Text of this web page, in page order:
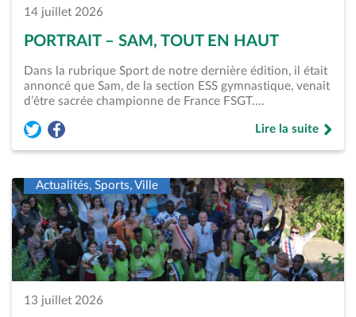
14 juillet 2026
PORTRAIT – SAM, TOUT EN HAUT
Dans la rubrique Sport de notre dernière édition, il était
annoncé que Sam, de la section ESS gymnastique, venait
d’être sacrée championne de France FSGT.…
Partager l'article « Portrait &#8211; Sam, tout en haut »
Partager l'article « Portrait &#8211; Sam, tout en haut
Lire la suite
de « Portrait
Actualités, Sports, Ville
13 juillet 2026